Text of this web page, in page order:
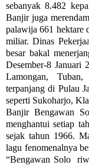
sebanyak 8.482
Banjir juga
palawija 661 hektare
miliar. Dinas
besar bakal
Desember-8 Januari
Lamongan,
terpanjang di Pulau
seperti Sukoharjo,
Banjir Bengawan
menghantui setiap
sejak tahun 1966.
lagu fenomenalnya
“Bengawan Solo